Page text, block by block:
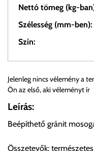
Nettó tömeg (kg-
Szélesség (mm-ben):
Szín:
Személyes átvétel:
Önnek lehetősége van
ingyenesen átvenni
előre egyeztetett
Jelenleg nincs vélemény a
Ön az első, aki véleményt ír
Leírás:
Beépíthető gránit
Összetevők: